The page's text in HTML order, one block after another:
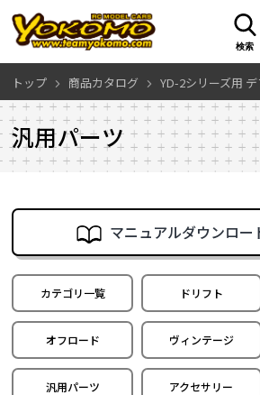
検索
トップ 商品カタログ YD-2シリーズ用
汎用パーツ
マニュアルダウンロー
カテゴリ一覧 ドリフト
オフロード ヴィンテージ
汎用パーツ アクセサリー